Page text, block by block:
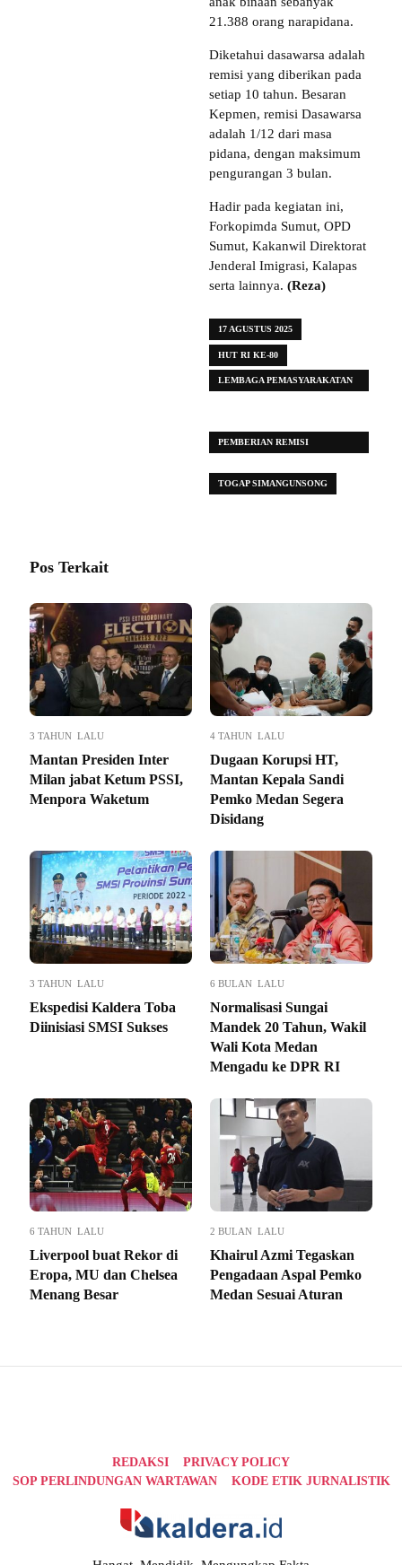
21.388 orang narapidana.
Diketahui dasawarsa adalah
remisi yang diberikan pada
setiap 10 tahun. Besaran
Kepmen, remisi Dasawarsa
adalah 1/12 dari masa
pidana, dengan maksimum
pengurangan 3 bulan.
Hadir pada kegiatan ini,
Forkopimda Sumut, OPD
Sumut, Kakanwil Direktorat
Jenderal Imigrasi, Kalapas
serta lainnya. (Reza)
17 AGUSTUS 2025
HUT RI KE-80
LEMBAGA PEMASYARAKATAN
PEMBERIAN REMISI
TOGAP SIMANGUNSONG
Pos Terkait
3 TAHUN LALU
Mantan Presiden Inter
Milan jabat Ketum PSSI,
Menpora Waketum
4 TAHUN LALU
Dugaan Korupsi HT,
Mantan Kepala Sandi
Pemko Medan Segera
Disidang
3 TAHUN LALU
Ekspedisi Kaldera Toba
Diinisiasi SMSI Sukses
6 BULAN LALU
Normalisasi Sungai
Mandek 20 Tahun, Wakil
Wali Kota Medan
Mengadu ke DPR RI
6 TAHUN LALU
Liverpool buat Rekor di
Eropa, MU dan Chelsea
Menang Besar
2 BULAN LALU
Khairul Azmi Tegaskan
Pengadaan Aspal Pemko
Medan Sesuai Aturan
REDAKSI
PRIVACY POLICY
SOP PERLINDUNGAN WARTAWAN
KODE ETIK JURNALISTIK